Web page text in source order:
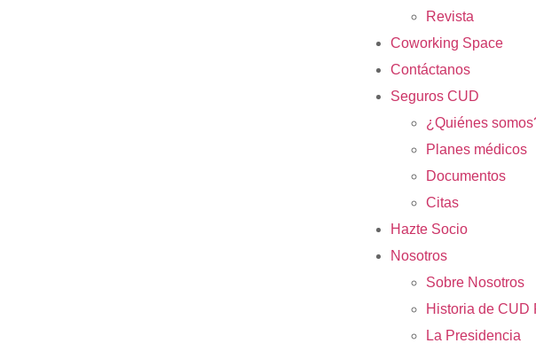
Revista
Coworking Space
Contáctanos
Seguros CUD
¿Quiénes
Planes médicos
Documentos
Citas
Hazte Socio
Nosotros
Sobre Nosotros
Historia de CUD
La Presidencia